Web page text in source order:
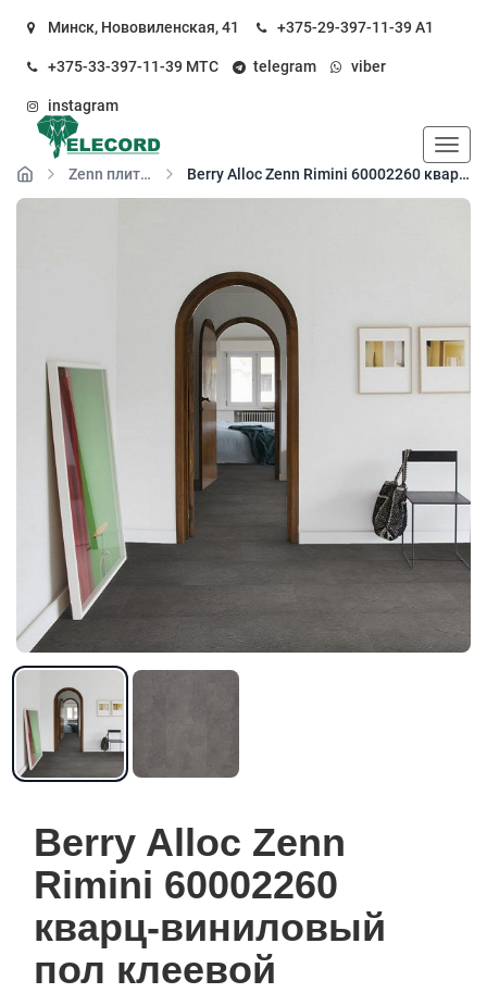
Минск, Нововиленская, 41 +375-29-397-11-39А1
+375-33-397-11-39 МТС telegram viber
instagram
Zenn плитка клей 055
Berry Alloc Zenn Rimini 60002260 кварц-виниловый пол клеевой
Berry Alloc Zenn
Rimini 60002260
кварц-виниловый
пол клеевой